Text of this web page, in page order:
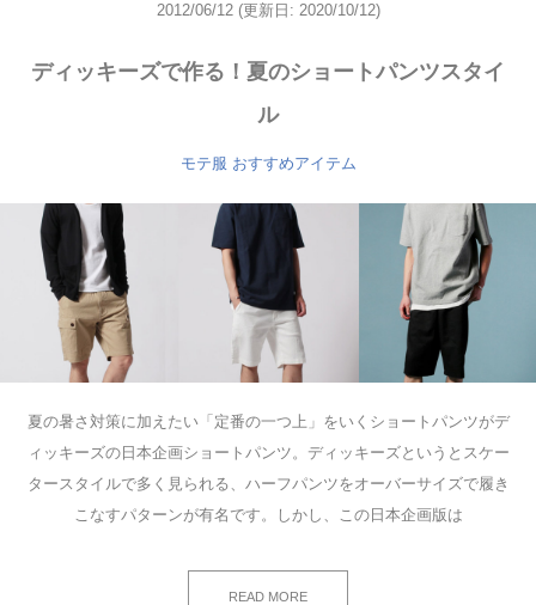
2012/06/12 (更新日: 2020/10/12)
ディッキーズで作る！夏のショートパンツスタイ
ル
モテ服 おすすめアイテム
夏の暑さ対策に加えたい「定番の一つ上」をいくショートパンツがデ
ィッキーズの日本企画ショートパンツ。ディッキーズというとスケー
タースタイルで多く見られる、ハーフパンツをオーバーサイズで履き
こなすパターンが有名です。しかし、この日本企画版は
READ MORE